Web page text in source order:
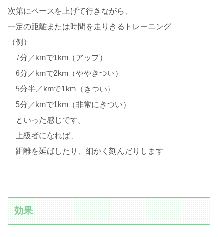
次第にペースを上げて行きながら、
一定の距離または時間を走りきるトレーニング
（例）
7分／kmで1km（アップ）
6分／kmで2km（ややきつい）
5分半／kmで1km（きつい）
5分／kmで1km（非常にきつい）
といった感じです。
上級者になれば、
距離を延ばしたり、細かく刻んだりします
効果